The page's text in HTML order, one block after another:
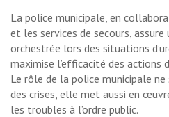
La police municipale, en
et les services de secours,
orchestrée lors des situations
maximise l’efficacité des actions
Le rôle de la police municipale
des crises, elle met aussi en
les troubles à l’ordre public.